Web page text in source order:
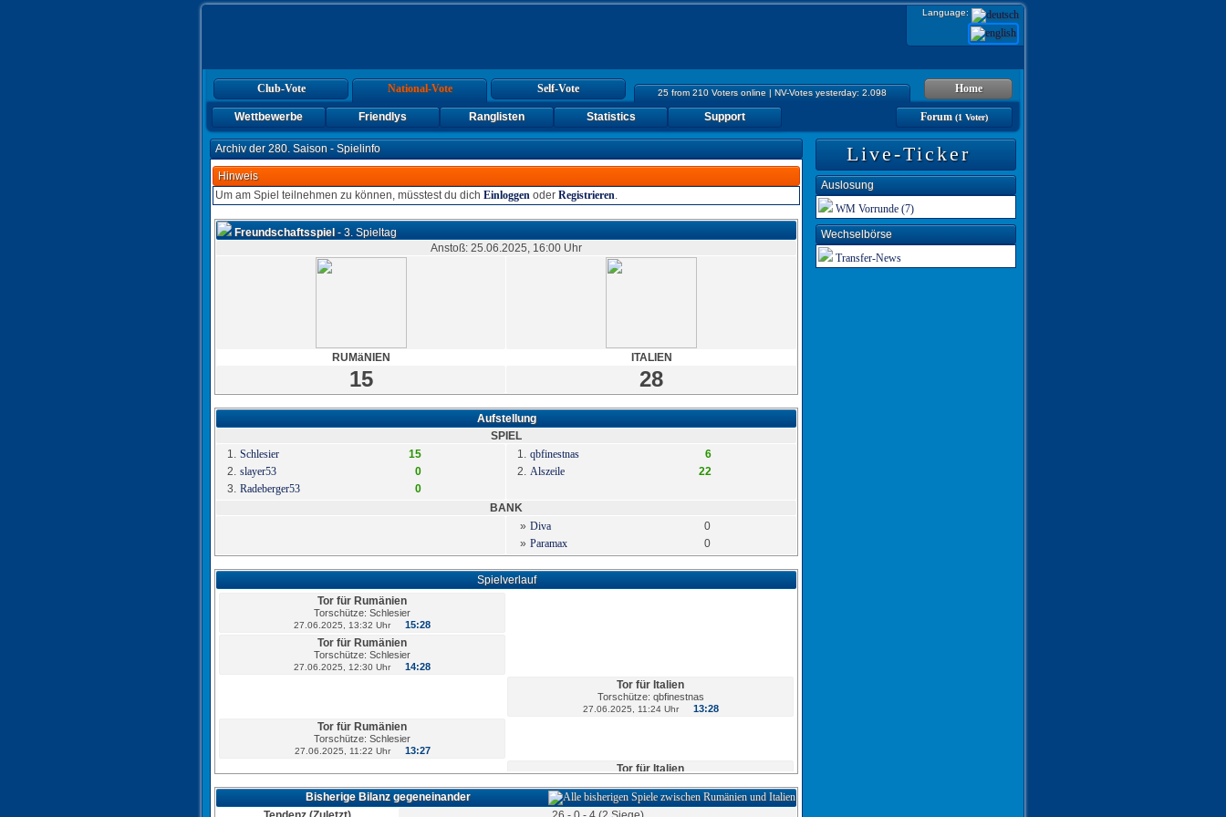
Language:
25 from 210 Voters online | NV-Votes yesterday: 2.098
Club-Vote National-Vote Self-Vote Home
Forum(1 Voter)
Wettbewerbe Friendlys Ranglisten Statistics Support
Archiv der 280. Saison - Spielinfo
Hinweis
Um am Spiel teilnehmen zu können, müsstest du dich Einloggen oder Registrieren.
Freundschaftsspiel- 3. Spieltag
Anstoß: 25.06.2025, 16:00 Uhr
RUMäNIEN ITALIEN
15 28
Aufstellung
SPIEL
1. Schlesier
15
2. slayer53
0
3. Radeberger53 0
1. qbfinestnas
6
2. Alszeile 22
BANK
» Diva
0
» Paramax 0
Spielverlauf
Tor für Rumänien
Torschütze: Schlesier
27.06.2025, 13:32 Uhr 15:28
Tor für Rumänien
Torschütze: Schlesier
27.06.2025, 12:30 Uhr 14:28
Tor für Italien
Torschütze: qbfinestnas
27.06.2025, 11:24 Uhr 13:28
Tor für Rumänien
Torschütze: Schlesier
27.06.2025, 11:22 Uhr 13:27
Tor für Italien
27.06.2025, 10:19 Uhr 12:27
Tor für Rumänien
Bisherige Bilanz gegeneinander
Live-Ticker
Auslosung
WM Vorrunde (7)
Wechselbörse
Transfer-News